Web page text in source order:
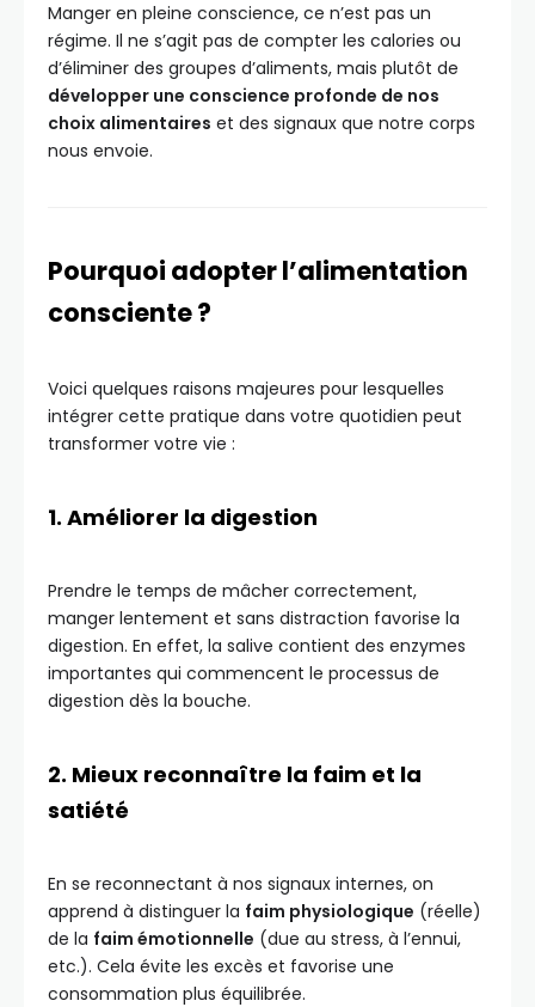
Manger en pleine conscience, ce n’est pas un
régime. Il ne s’agit pas de compter les calories ou
d’éliminer des groupes d’aliments, mais plutôt de
développer une conscience profonde de nos
choix alimentaires et des signaux que notre corps
nous envoie.
Pourquoi adopter l’alimentation
consciente ?
Voici quelques raisons majeures pour lesquelles
intégrer cette pratique dans votre quotidien peut
transformer votre vie :
1. Améliorer la digestion
Prendre le temps de mâcher correctement,
manger lentement et sans distraction favorise la
digestion. En effet, la salive contient des enzymes
importantes qui commencent le processus de
digestion dès la bouche.
2. Mieux reconnaître la faim et la
satiété
En se reconnectant à nos signaux internes, on
apprend à distinguer la faim physiologique (réelle)
de la faim émotionnelle (due au stress, à l’ennui,
etc.). Cela évite les excès et favorise une
consommation plus équilibrée.